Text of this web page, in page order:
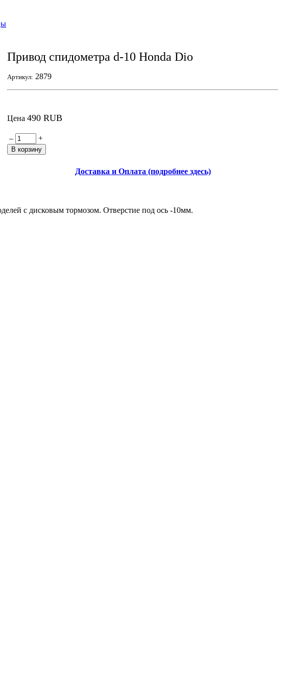
Привод спидометра d-10 Honda Dio
Артикул: 2879
Цена 490 RUB
– +
Доставка и Оплата (подробнее здесь)
с дисковым тормозом. Отверстие под ось -10мм.